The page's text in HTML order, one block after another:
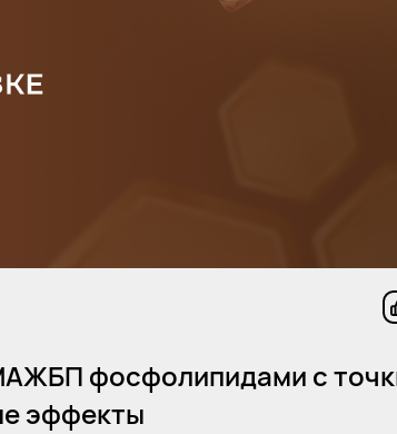
фосфолипидами с
эффекты